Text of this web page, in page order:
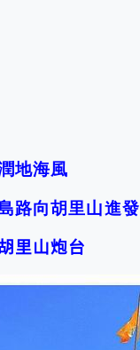
地海風
路向胡里山進發
里山炮台